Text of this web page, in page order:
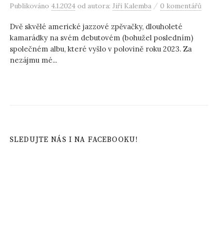
Publikováno 4.1.2024 od autora: Jiří Kalemba / 0 komentářů
Dvě skvělé americké jazzové zpěvačky, dlouholeté
kamarádky na svém debutovém (bohužel posledním)
společném albu, které vyšlo v polovině roku 2023. Za
nezájmu mé...
SLEDUJTE NÁS I NA FACEBOOKU!